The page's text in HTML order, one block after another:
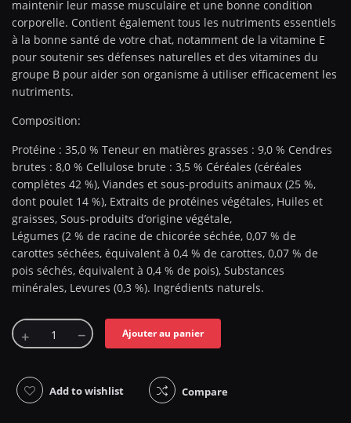
maintenir leur masse musculaire et une bonne condition
corporelle. Contient également tous les nutriments essentiels
à la bonne santé de votre chat, notamment de la vitamine E
pour soutenir ses défenses naturelles et des vitamines du
groupe B pour aider son organisme à utiliser efficacement les
nutriments.
Composition:
Protéine : 35,0 % Teneur en matières grasses : 9,0 % Cendres
brutes : 8,0 % Cellulose brute : 3,5 % Céréales (céréales
complètes 42 %), Viandes et sous-produits animaux (25 %,
dont poulet 14 %), Extraits de protéines végétales, Huiles et
graisses, Sous-produits d’origine végétale,
Légumes (2 % de racine de chicorée séchée, 0,07 % de
carottes séchées, équivalent à 0,4 % de carottes, 0,07 % de
pois séchés, équivalent à 0,4 % de pois), Substances
minérales, Levures (0,3 %). Ingrédients naturels.
Ajouter au panier
Add to wishlist Compare